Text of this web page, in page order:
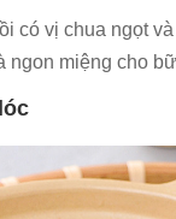
có vị chua ngọt
ngon miệng cho